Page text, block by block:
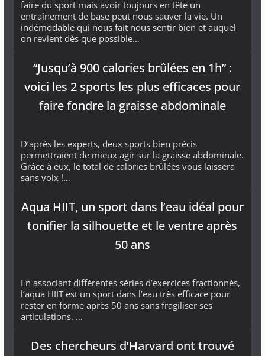
faire du sport mais avoir toujours en tête un
entraînement de base peut nous sauver la vie. Un
indémodable qui nous fait nous sentir bien et auquel
on revient dès que possible…
“Jusqu’à 900 calories brûlées en 1h” :
voici les 2 sports les plus efficaces pour
faire fondre la graisse abdominale
D’après les experts, deux sports bien précis
permettraient de mieux agir sur la graisse abdominale.
Grâce à eux, le total de calories brûlées vous laissera
sans voix !…
Aqua HIIT, un sport dans l’eau idéal pour
tonifier la silhouette et le ventre après
50 ans
En associant différentes séries d’exercices fractionnés,
l’aqua HIIT est un sport dans l’eau très efficace pour
rester en forme après 50 ans sans fragiliser ses
articulations. …
Des chercheurs d’Harvard ont trouvé